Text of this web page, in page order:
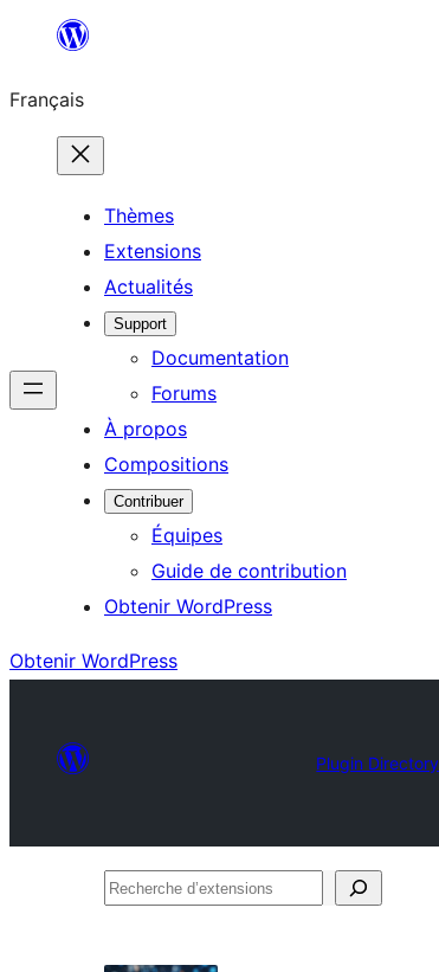
contenu
Français
Thèmes
Extensions
Actualités
Support
Documentation
Forums
À propos
Compositions
Contribuer
Équipes
Guide de contribution
Obtenir WordPress
Obtenir WordPress
Plugin Directory
Recherche